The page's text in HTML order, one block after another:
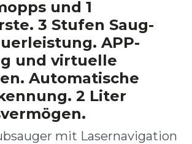
und 1
3 Stufen Saug-
APP-
und virtuelle
Automatische
2 Liter
mit Lasernavigation